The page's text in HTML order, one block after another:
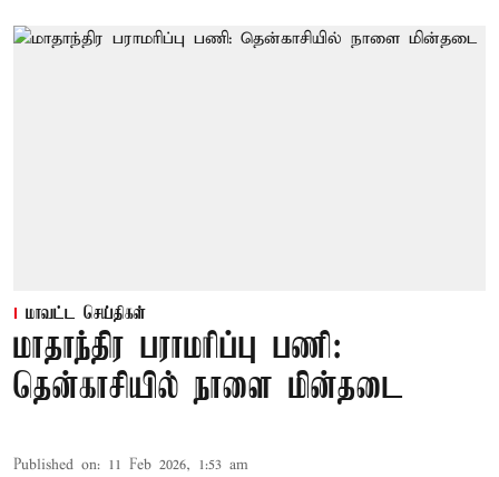
மாவட்ட செய்திகள்
மாதாந்திர பராமரிப்பு பணி:
தென்காசியில் நாளை மின்தடை
Published on: 11 Feb 2026, 1:53 am